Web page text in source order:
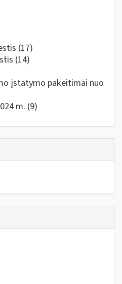
(17)
(14)
įstatymo pakeitimai nuo
m. (9)